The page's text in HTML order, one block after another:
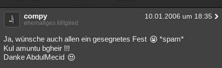
compy 10.01.2006 um 18:35
ehemaliges Mitglied
Ja, wünsche auch allen ein gesegnetes Fest
*spam*
Kul amuntu bgheir !!!
Danke AbdulMecid